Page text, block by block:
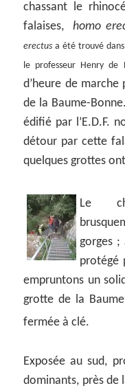
chassant le
falaises,homo
erectus a été trouvé
le professeur Henry de
d’heure de
de la Baume-
édifié par l’E.D.F.
détour par cette
quelques grottes
Le
gorges ;
protégé
empruntons un
grotte de la
fermée à clé.
Exposée au sud,
dominants, près de